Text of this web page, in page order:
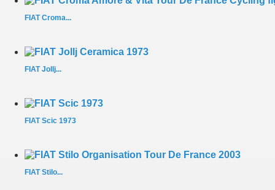
FIAT Croma...
FIAT Jollj...
FIAT Scic 1973
FIAT Stilo...